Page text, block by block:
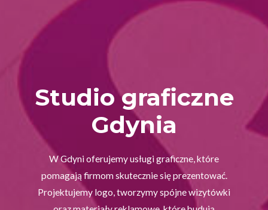
Studio graficzne
Gdynia
W Gdyni oferujemy usługi graficzne, które
pomagają firmom skutecznie się prezentować.
Projektujemy logo, tworzymy spójne wizytówki